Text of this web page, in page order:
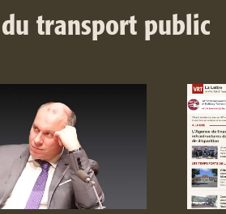
transport public